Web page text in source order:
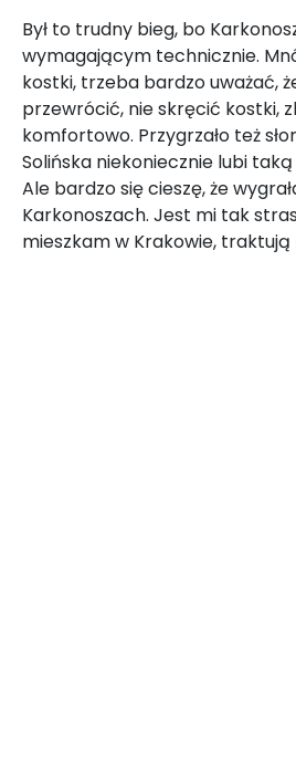
Był to trudny bieg, bo
wymagającym technicznie.
kostki, trzeba bardzo uważać,
przewrócić, nie skręcić kostki,
komfortowo. Przygrzało też
Solińska niekoniecznie lubi
Ale bardzo się cieszę, że
Karkonoszach. Jest mi tak
mieszkam w Krakowie,